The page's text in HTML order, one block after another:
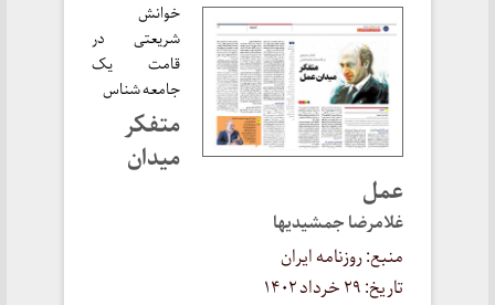
خوانش
شریعتی در
قامت یک
جامعه شناس
متفکر
میدان
عمل
غلامرضا جمشیدیها
منبع: روزنامه ایران
تاریخ: ۲۹ خرداد ۱۴۰۲